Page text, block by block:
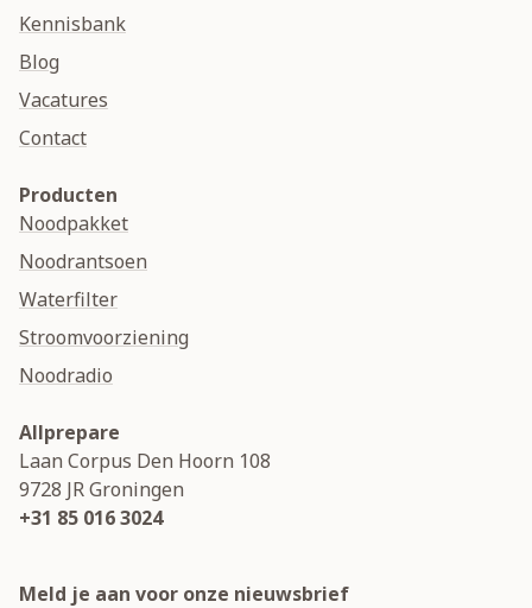
Kennisbank
Blog
Vacatures
Contact
Producten
Noodpakket
Noodrantsoen
Waterfilter
Stroomvoorziening
Noodradio
Allprepare
Laan Corpus Den Hoorn 108
9728 JRGroningen
+31 85 016 3024
Meld je aan voor onze nieuwsbrief